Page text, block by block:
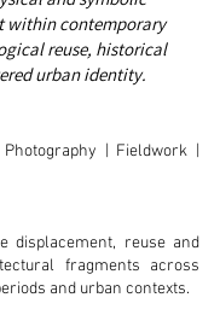
within contemporary
reuse, historical
urban identity.
| Fieldwork |
displacement, reuse and
fragments across
and urban contexts.